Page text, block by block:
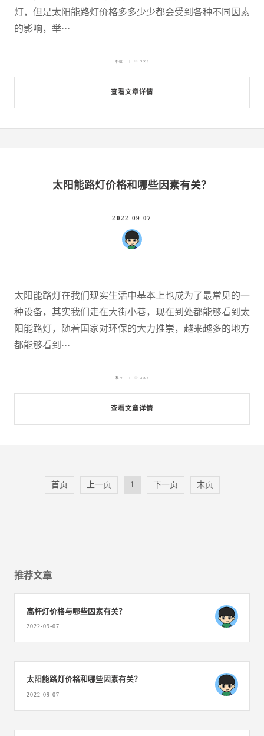
灯，但是太阳能路灯价格多多少少都会受到各种不同因素
的影响，举···
查看文章详情
科技 3668
太阳能路灯价格和哪些因素有关？
2022-09-07
太阳能路灯在我们现实生活中基本上也成为了最常见的一
种设备，其实我们走在大街小巷，现在到处都能够看到太
阳能路灯，随着国家对环保的大力推崇，越来越多的地方
都能够看到···
查看文章详情
科技 3704
首页 上一页 1 下一页 末页
推荐文章
高杆灯价格与哪些因素有关？
2022-09-07
太阳能路灯价格和哪些因素有关？
2022-09-07